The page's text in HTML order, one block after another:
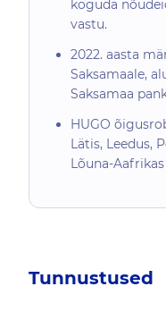
koguda
vastu.
2022. aasta
Saksamaale,
Saksamaa
HUGO
Lätis, Leedus,
Lõuna-
Tunnustused